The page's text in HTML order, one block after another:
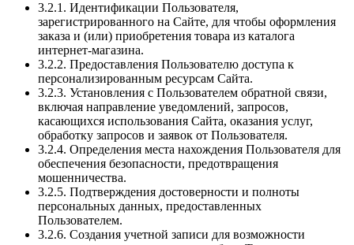
3.2.1. Идентификации Пользователя,
зарегистрированного на Сайте, для чтобы оформления
заказа и (или) приобретения товара из каталога
интернет-магазина.
3.2.2. Предоставления Пользователю доступа к
персонализированным ресурсам Сайта.
3.2.3. Установления с Пользователем обратной связи,
включая направление уведомлений, запросов,
касающихся использования Сайта, оказания услуг,
обработку запросов и заявок от Пользователя.
3.2.4. Определения места нахождения Пользователя для
обеспечения безопасности, предотвращения
мошенничества.
3.2.5. Подтверждения достоверности и полноты
персональных данных, предоставленных
Пользователем.
3.2.6. Создания учетной записи для возможности